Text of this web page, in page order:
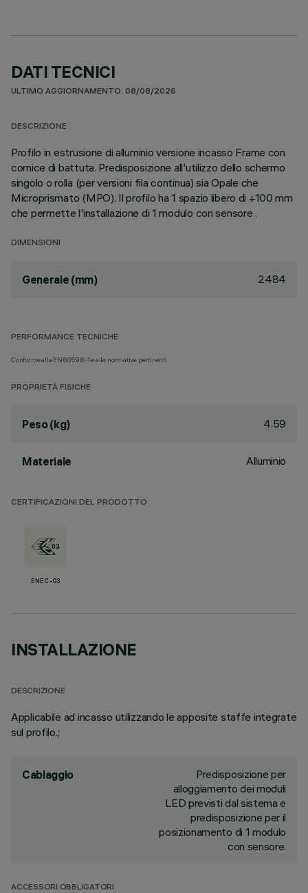
DATI TECNICI
ULTIMO AGGIORNAMENTO: 08/08/2026
DESCRIZIONE
Profilo in estrusione di alluminio versione incasso Frame con
cornice di battuta. Predisposizione all'utilizzo dello schermo
singolo o rolla (per versioni fila continua) sia Opale che
Microprismato (MPO). Il profilo ha 1 spazio libero di +100 mm
che permette l'installazione di 1 modulo con sensore .
DIMENSIONI
Generale (mm) 2484
PERFORMANCE TECNICHE
Conforme alla EN60598-1 e alle normative pertinenti.
PROPRIETÀ FISICHE
Peso (kg) 4.59
Materiale Alluminio
CERTIFICAZIONI DEL PRODOTTO
ENEC-03
INSTALLAZIONE
DESCRIZIONE
Applicabile ad incasso utilizzando le apposite staffe integrate
sul profilo.;
Cablaggio
Predisposizione per
alloggiamento dei moduli
LED previsti dal sistema e
predisposizione per il
posizionamento di 1 modulo
con sensore.
ACCESSORI OBBLIGATORI